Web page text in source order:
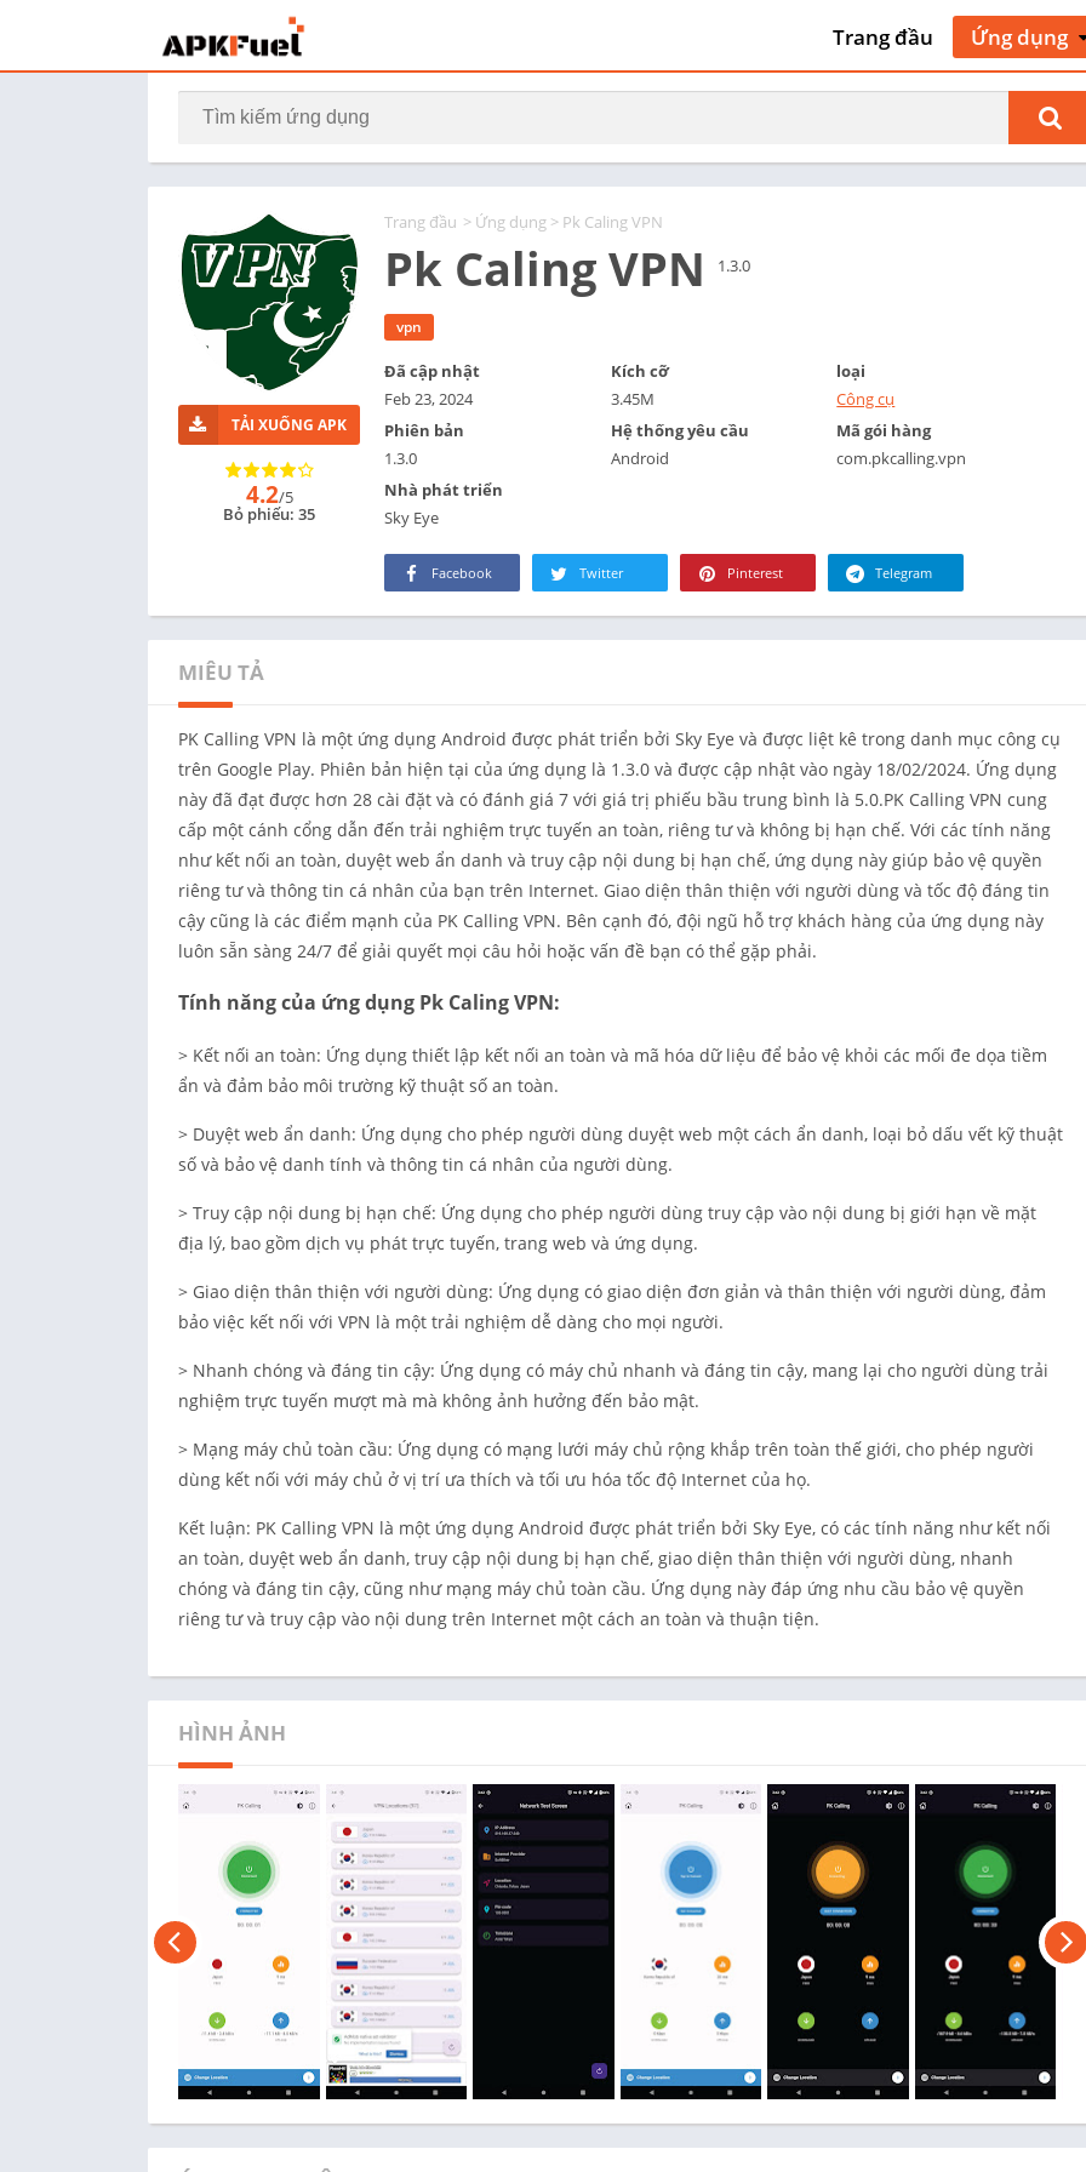
Trang đầu
Ứng dụng
Nghệ
kế
Giao
cộ
Làm đẹp
Sức khỏe &
Thư viện &
Phong cách
Bản đồ &
hướng
Y học
Âm nhạc &
thanh
Nuôi dạy
Quay phim
Mua sắm
Thể thao
Sổ tay du
chỉnh sửa
Trang đầu > Ứng dụng > Pk Caling VPN
Pk Caling VPN 1.3.0
vpn
TẢI XUỐNG APK
4.2/5
Bỏ phiếu: 35
Đã cập nhật
Feb 23, 2024
Kích cỡ
3.45M
loại
Công cụ
Phiên bản
1.3.0
Hệ thống yêu cầu
Android
Mã gói hàng
com.pkcalling.vpn
Nhà phát triển
Sky Eye
Facebook Twitter Pinterest Telegram
MIÊU TẢ
PK Calling VPN là một ứng dụng Android được phát triển bởi Sky Eye và được liệt kê trong danh mục công cụ
trên Google Play. Phiên bản hiện tại của ứng dụng là 1.3.0 và được cập nhật vào ngày 18/02/2024. Ứng dụng
này đã đạt được hơn 28 cài đặt và có đánh giá 7 với giá trị phiếu bầu trung bình là 5.0.PK Calling VPN cung
cấp một cánh cổng dẫn đến trải nghiệm trực tuyến an toàn, riêng tư và không bị hạn chế. Với các tính năng
như kết nối an toàn, duyệt web ẩn danh và truy cập nội dung bị hạn chế, ứng dụng này giúp bảo vệ quyền
riêng tư và thông tin cá nhân của bạn trên Internet. Giao diện thân thiện với người dùng và tốc độ đáng tin
cậy cũng là các điểm mạnh của PK Calling VPN. Bên cạnh đó, đội ngũ hỗ trợ khách hàng của ứng dụng này
luôn sẵn sàng 24/7 để giải quyết mọi câu hỏi hoặc vấn đề bạn có thể gặp phải.
Tính năng của ứng dụng Pk Caling VPN:
> Kết nối an toàn: Ứng dụng thiết lập kết nối an toàn và mã hóa dữ liệu để bảo vệ khỏi các mối đe dọa tiềm
ẩn và đảm bảo môi trường kỹ thuật số an toàn.
> Duyệt web ẩn danh: Ứng dụng cho phép người dùng duyệt web một cách ẩn danh, loại bỏ dấu vết kỹ thuật
số và bảo vệ danh tính và thông tin cá nhân của người dùng.
> Truy cập nội dung bị hạn chế: Ứng dụng cho phép người dùng truy cập vào nội dung bị giới hạn về mặt
địa lý, bao gồm dịch vụ phát trực tuyến, trang web và ứng dụng.
> Giao diện thân thiện với người dùng: Ứng dụng có giao diện đơn giản và thân thiện với người dùng, đảm
bảo việc kết nối với VPN là một trải nghiệm dễ dàng cho mọi người.
> Nhanh chóng và đáng tin cậy: Ứng dụng có máy chủ nhanh và đáng tin cậy, mang lại cho người dùng trải
nghiệm trực tuyến mượt mà mà không ảnh hưởng đến bảo mật.
> Mạng máy chủ toàn cầu: Ứng dụng có mạng lưới máy chủ rộng khắp trên toàn thế giới, cho phép người
dùng kết nối với máy chủ ở vị trí ưa thích và tối ưu hóa tốc độ Internet của họ.
Kết luận: PK Calling VPN là một ứng dụng Android được phát triển bởi Sky Eye, có các tính năng như kết nối
an toàn, duyệt web ẩn danh, truy cập nội dung bị hạn chế, giao diện thân thiện với người dùng, nhanh
chóng và đáng tin cậy, cũng như mạng máy chủ toàn cầu. Ứng dụng này đáp ứng nhu cầu bảo vệ quyền
riêng tư và truy cập vào nội dung trên Internet một cách an toàn và thuận tiện.
HÌNH ẢNH